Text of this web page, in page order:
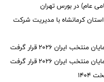
عام) در بورس تهران
کرمانشاه با مدیریت شرکت
ایران ۲۰۲۶ قرار گرفت
ایران ۲۰۲۶ قرار گرفت